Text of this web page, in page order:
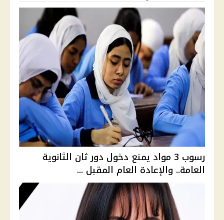
رسوب 3 مواد يمنع دخول دور ثان الثانوية
العامة.. والإعادة العام المقبل ...